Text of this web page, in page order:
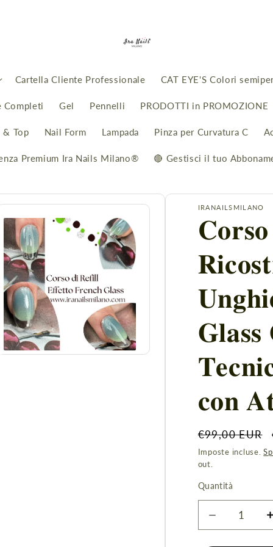
Cartella Cliente Professionale CAT EYE'S Colori
Completi Gel Pennelli PRODOTTI in PROMOZIONE
& Top Nail Form Lampada Pinza per Curvatura C
Premium Ira Nails Milano® 🔴 Gestisci il tuo
Apri
IRANAILSMILANO
𝐂𝐨𝐫𝐬𝐨
𝐜𝐨𝐧
Prezzo
di
listino
€99,00 EUR
Imposte incluse.
out.
Quantità
Diminuisci
quantità